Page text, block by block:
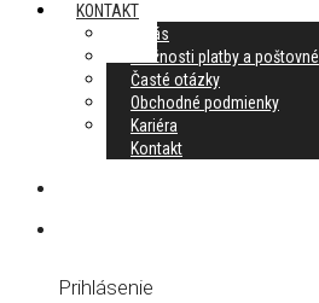
KONTAKT
O nás
Možnosti platby a poštovné
Časté otázky
Obchodné podmienky
Kariéra
Kontakt
Prihlásenie